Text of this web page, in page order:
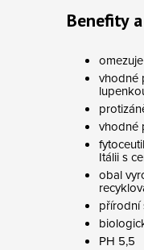
Benefity
vhodné
vhodné
Itálii s
obal
přírodní
PH 5,5